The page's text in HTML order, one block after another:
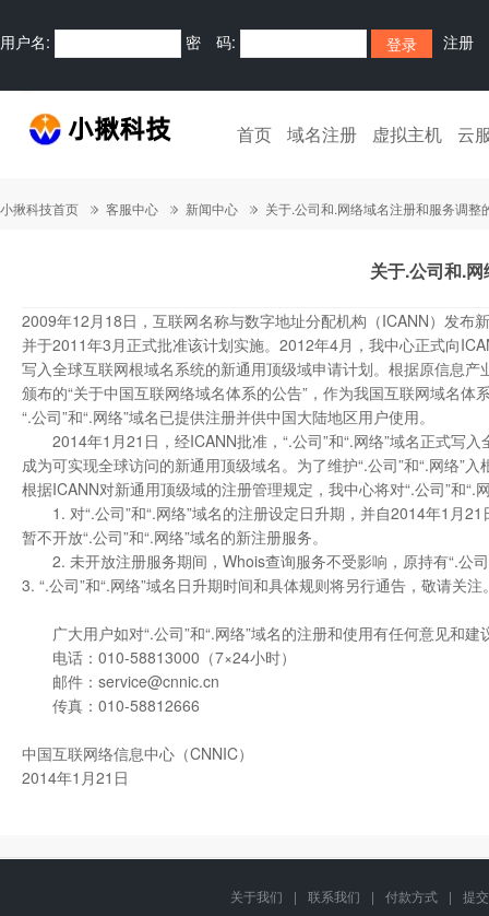
用户名: 密 码: 注册
首页 域名注册 虚拟主机 云
小揪科技首页 客服中心 新闻中心 关于.公司和.网络域名注册和服务调整
关于.公司和.
2009年12月18日，互联网名称与数字地址分配机构（ICANN）发布
并于2011年3月正式批准该计划实施。2012年4月，我中心正式向
写入全球互联网根域名系统的新通用顶级域申请计划。根据原信息产
颁布的“关于中国互联网络域名体系的公告”，作为我国互联网域名体
“.公司”和“.网络”域名已提供注册并供中国大陆地区用户使用。
2014年1月21日，经ICANN批准，“.公司”和“.网络”域名正式写入
成为可实现全球访问的新通用顶级域名。 为了维护“.公司”和“.网络”
根据ICANN对新通用顶级域的注册管理规定，我中心将对“.公司”和
1. 对“.公司”和“.网络”域名的注册设定日升期，并自2014年1月21
暂不开放“.公司”和“.网络”域名的新注册服务。
2. 未开放注册服务期间，Whois查询服务不受影响，原持有“.公司
3. “.公司”和“.网络”域名日升期时间和具体规则将另行通告，敬请关
广大用户如对“.公司”和“.网络”域名的注册和使用有任何意见和
电话：010-58813000（7×24小时）
邮件：service@cnnic.cn
传真：010-58812666
中国互联网络信息中心（CNNIC）
2014年1月21日
关于我们 | 联系我们 | 付款方式 |
提